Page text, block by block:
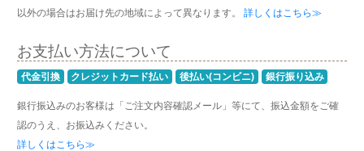
以外の場合はお届け先の地域によって異なります。
詳しくはこちら≫
お支払い方法について
代金引換 クレジットカード払い 後払い(コンビニ) 銀行振り込み
銀行振込みのお客様は「ご注文内容確認メール」等にて、振込金額をご確
認のうえ、お振込みください。
詳しくはこちら≫